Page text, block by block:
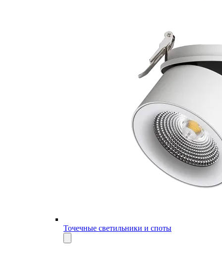
Точечные светильники и споты